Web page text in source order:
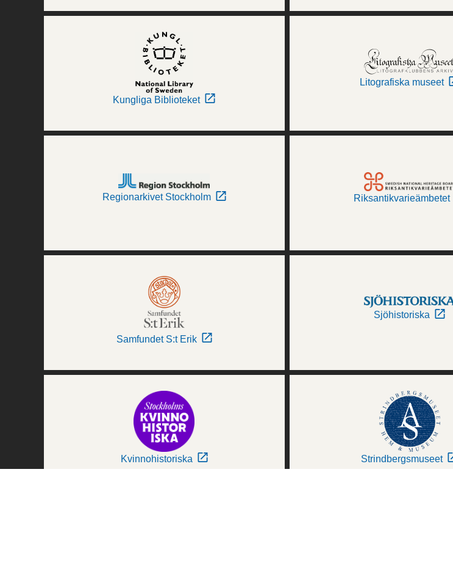
Kungliga Biblioteket
Litografiska museet
Regionarkivet Stockholm Riksantikvarieämbetet
Samfundet S:t Erik
Sjöhistoriska
Kvinnohistoriska Strindbergsmuseet